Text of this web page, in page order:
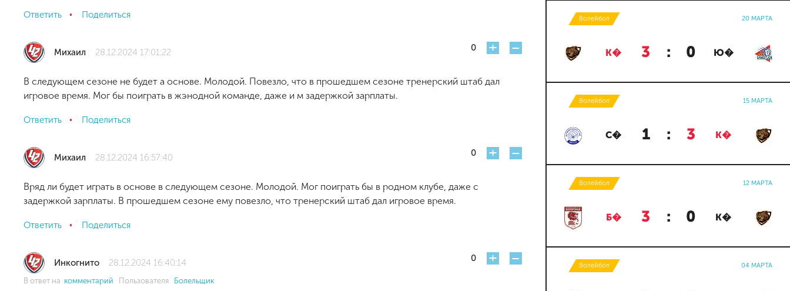
Ответить Поделиться
Михаил 28.12.2024 17:01:22 0 + -
В следующем сезоне не будет а основе. Молодой. Повезло, что в прошедшем сезоне тренерский штаб дал
игровое время. Мог бы поиграть в жэнодной команде, даже и м задержкой зарплаты.
Ответить Поделиться
Михаил 28.12.2024 16:57:40 0 + -
Вряд ли будет играть в основе в следующем сезоне. Молодой. Мог поиграть бы в родном клубе, даже с
задержкой зарплаты. В прошедшем сезоне ему повезло, что тренерский штаб дал игровое время.
Ответить Поделиться
Инкогнито 28.12.2024 16:40:14 0 + -
В ответ на комментарий Пользователя Болельщик
Волейбол 20 МАРТА
К� 3 : 0 Ю�
Волейбол 15 МАРТА
С� 1 : 3 К�
Волейбол 12 МАРТА
Б� 3 : 0 К�
Волейбол 04 МАРТА